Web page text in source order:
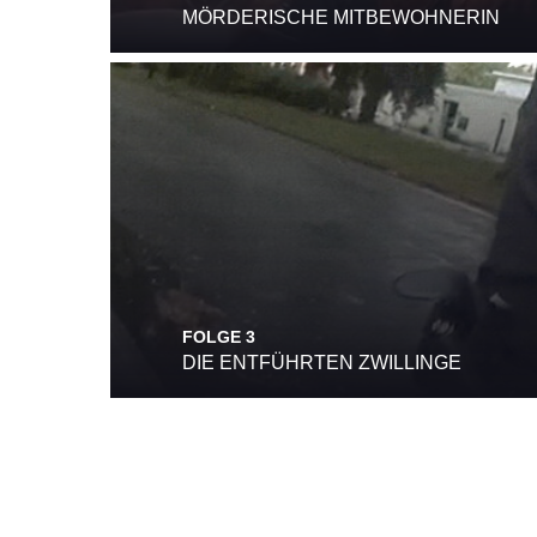
MÖRDERISCHE MITBEWOHNERIN
FOLGE 3
DIE ENTFÜHRTEN ZWILLINGE